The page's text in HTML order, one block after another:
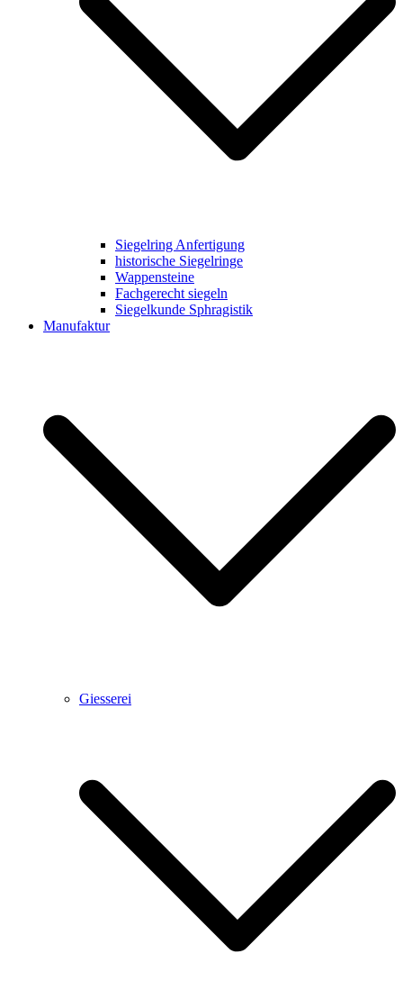
Siegelring Anfertigung
historische Siegelringe
Wappensteine
Fachgerecht siegeln
Siegelkunde Sphragistik
Manufaktur
Giesserei